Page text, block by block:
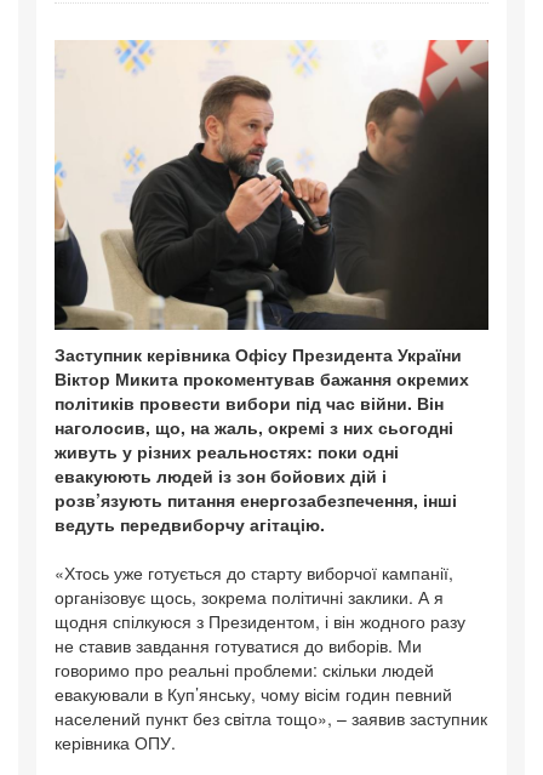
Заступник керівника Офісу Президента України
Віктор Микита прокоментував бажання окремих
політиків провести вибори під час війни. Він
наголосив, що, на жаль, окремі з них сьогодні
живуть у різних реальностях: поки одні
евакуюють людей із зон бойових дій і
розв’язують питання енергозабезпечення, інші
ведуть передвиборчу агітацію.
«Хтось уже готується до старту виборчої кампанії,
організовує щось, зокрема політичні заклики. А я
щодня спілкуюся з Президентом, і він жодного разу
не ставив завдання готуватися до виборів. Ми
говоримо про реальні проблеми: скільки людей
евакуювали в Куп’янську, чому вісім годин певний
населений пункт без світла тощо», – заявив заступник
керівника ОПУ.